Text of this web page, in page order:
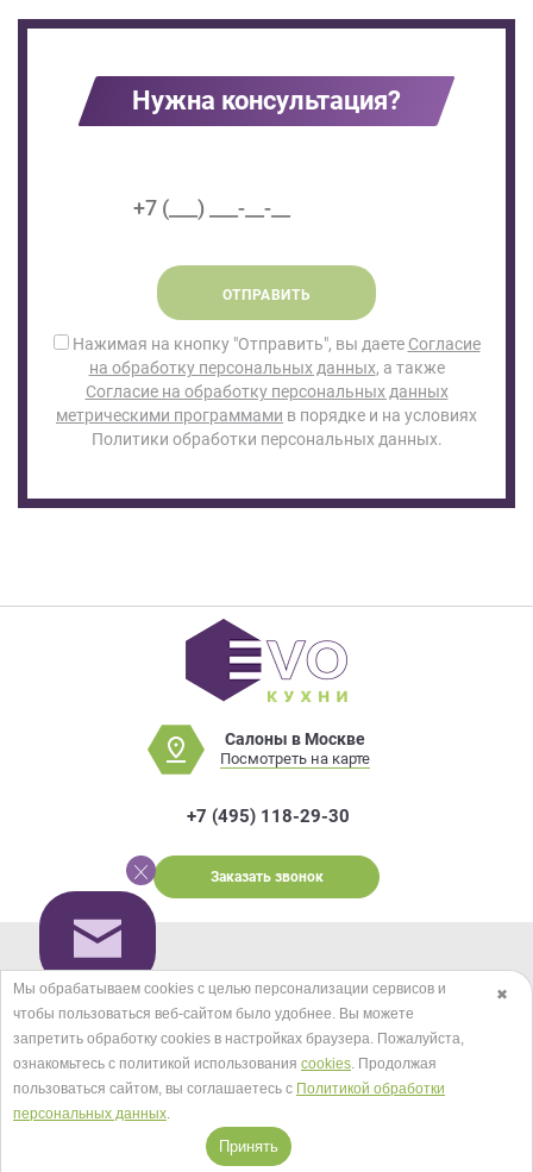
Нужна консультация?
ОТПРАВИТЬ
Нажимая на кнопку "Отправить", вы даете Согласие
на обработку персональных данных, а также
Согласие на обработку персональных данных
метрическими программами в порядке и на условиях
Политики обработки персональных данных.
Салоны в Москве
Посмотреть на карте
+7 (495) 118-29-30
Заказать звонок
© EVO КУХНИ 2026.Карта сайта
Мы в соцсетях
✖
Мы обрабатываем cookies с целью персонализации сервисов и
чтобы пользоваться веб-сайтом было удобнее. Вы можете
запретить обработку сookies в настройках браузера. Пожалуйста,
ознакомьтесь с политикой использования cookies. Продолжая
пользоваться сайтом, вы соглашаетесь с Политикой обработки
персональных данных.
Принять